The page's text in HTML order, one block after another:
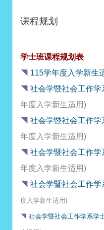
课程规划
学士班课程规划表
◥ 115学年度入学新生
◥ 社会学暨社会工作
年度入学新生适用)
◥ 社会学暨社会工作
年度入学新生适用)
◥ 社会学暨社会工作
年度入学新生适用)
◥ 社会学暨社会工作学
度入学新生适用)
◥ 社会学暨社会工作学系学